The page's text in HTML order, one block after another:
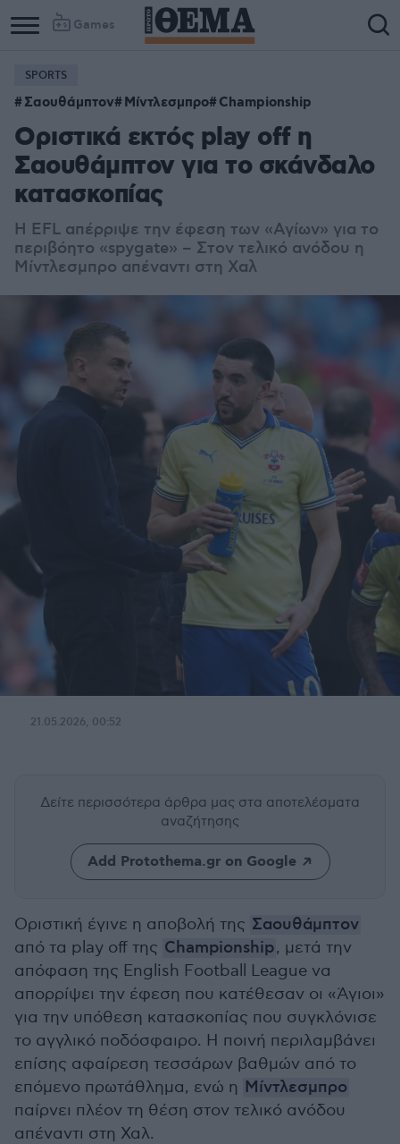
Games
SPORTS
Σαουθάμπτον Μίντλεσμπρο Championship
Οριστικά εκτός play off η
Σαουθάμπτον για το σκάνδαλο
κατασκοπίας
Η EFL απέρριψε την έφεση των «Αγίων» για το
περιβόητο «spygate» – Στον τελικό ανόδου η
Μίντλεσμπρο απέναντι στη Χαλ
21.05.2026, 00:52
Δείτε περισσότερα άρθρα μας στα αποτελέσματα
αναζήτησης
Add Protothema.gr on Google
Οριστική έγινε η αποβολή της Σαουθάμπτον
από τα play off της Championship, μετά την
απόφαση της English Football League να
απορρίψει την έφεση που κατέθεσαν οι «Άγιοι»
για την υπόθεση κατασκοπίας που συγκλόνισε
το αγγλικό ποδόσφαιρο. Η ποινή περιλαμβάνει
επίσης αφαίρεση τεσσάρων βαθμών από το
επόμενο πρωτάθλημα, ενώ η Μίντλεσμπρο
παίρνει πλέον τη θέση στον τελικό ανόδου
απέναντι στη Χαλ.